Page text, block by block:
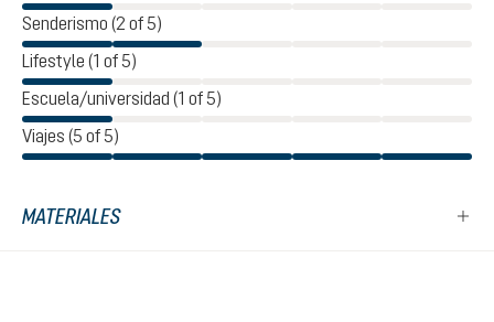
Senderismo (2 of 5)
Lifestyle (1 of 5)
Escuela/universidad (1 of 5)
Viajes (5 of 5)
MATERIALES